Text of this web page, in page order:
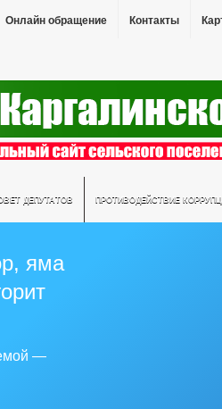
Онлайн обращение Контакты
ДЕПУТАТОВ ПРОТИВОДЕЙСТВИЕ
яма
—